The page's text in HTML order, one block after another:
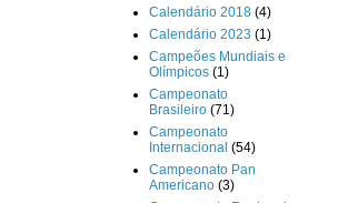
Calendário 2018 (4)
Calendário 2023 (1)
Campeões Mundiais e
Olímpicos (1)
Campeonato
Brasileiro (71)
Campeonato
Internacional (54)
Campeonato Pan
Americano (3)